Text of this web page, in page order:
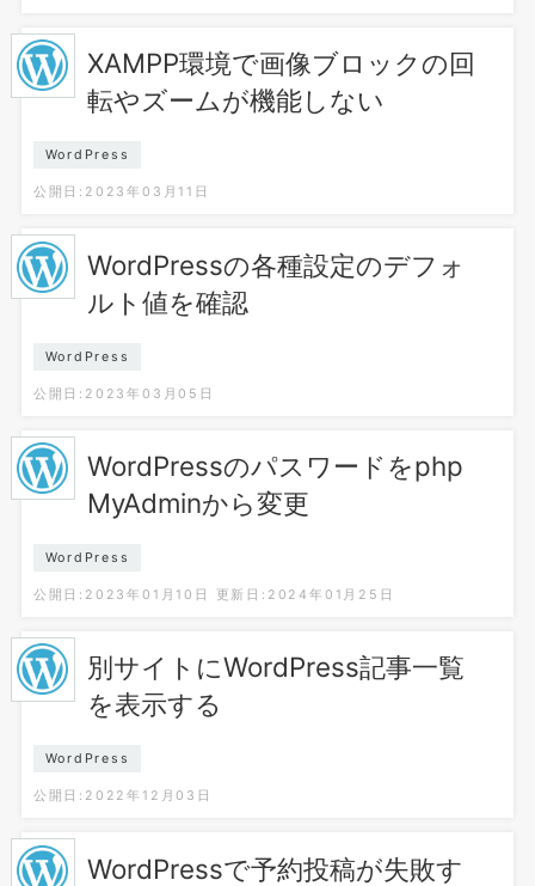
XAMPP環境で画像ブロックの回
転やズームが機能しない
WordPress
公開日:2023年03月11日
WordPressの各種設定のデフォ
ルト値を確認
WordPress
公開日:2023年03月05日
WordPressのパスワードをphp
MyAdminから変更
WordPress
公開日:2023年01月10日 更新日:2024年01月25日
別サイトにWordPress記事一覧
を表示する
WordPress
公開日:2022年12月03日
WordPressで予約投稿が失敗す